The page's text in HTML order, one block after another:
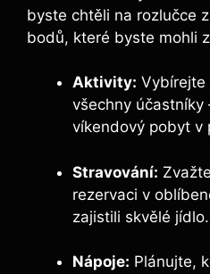
byste chtěli na rozlučce
bodů,‌ které byste mohli
Aktivity: Vybírejte
všechny‌
víkendový pobyt v
Stravování:
rezervaci v
zajistili skvělé jídlo.
Nápoje: Plánujte,